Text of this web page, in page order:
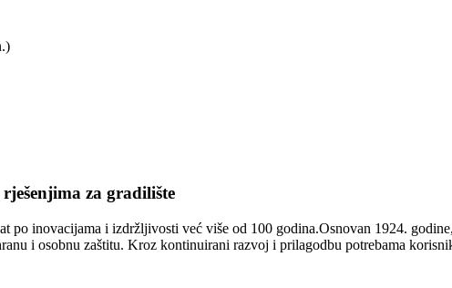
za gradilište
po inovacijama i izdržljivosti već više od 100 godina.Osnovan 1924.
i osobnu zaštitu. Kroz kontinuirani razvoj i prilagodbu potrebama